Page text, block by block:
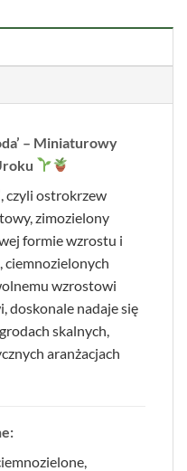
– Miniaturowy
, czyli ostrokrzew
zimozielony
formie wzrostu i
ciemnozielonych
wzrostowi
doskonale nadaje się
skalnych,
aranżacjach